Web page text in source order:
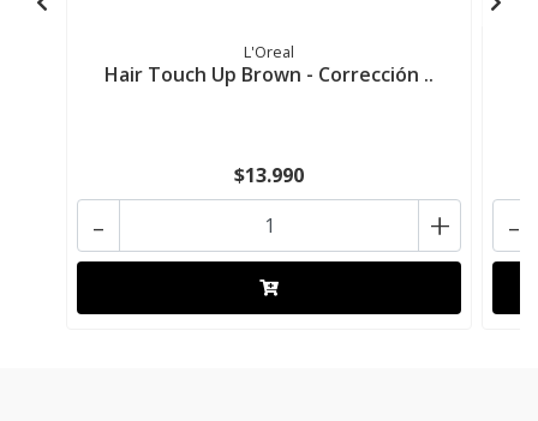
L'Oreal
Hair Touch Up Brown - Corrección ..
$13.990
+
- -